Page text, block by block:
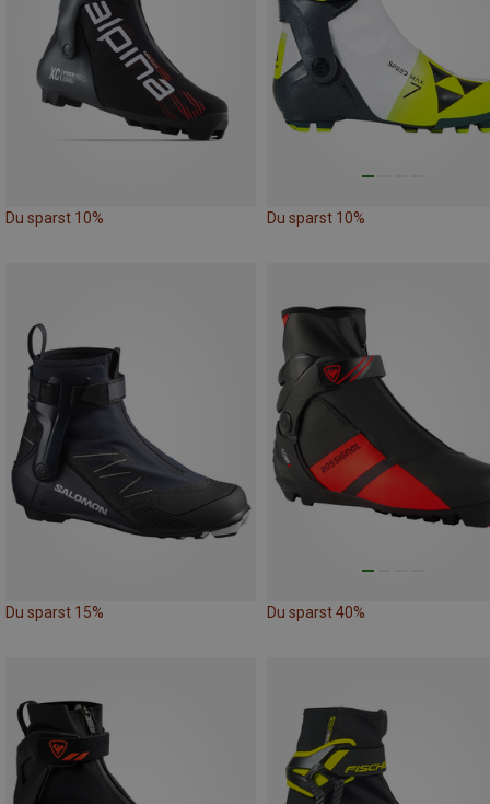
Du sparst 10% Du sparst 10%
Du sparst 15% Du sparst 40%